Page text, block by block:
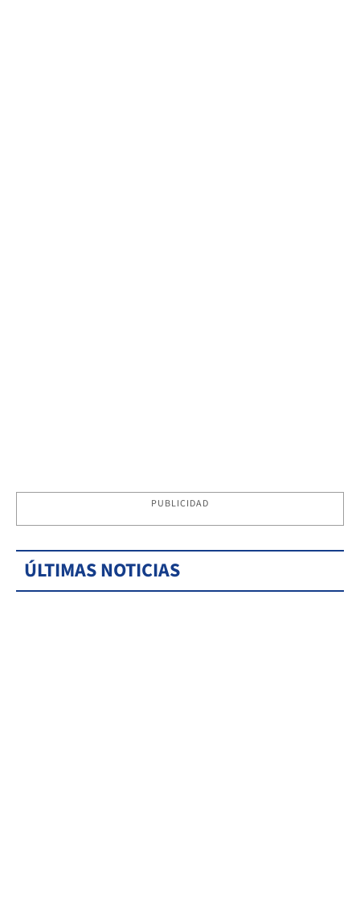
PUBLICIDAD
ÚLTIMAS NOTICIAS